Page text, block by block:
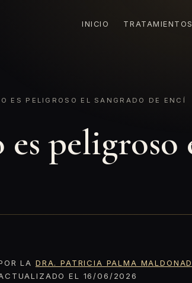
INICIO
ES PELIGROSO EL SANGRADO DE ENCÍ
es peligroso
LA DRA. PATRICIA PALMA
EL 16/06/2026